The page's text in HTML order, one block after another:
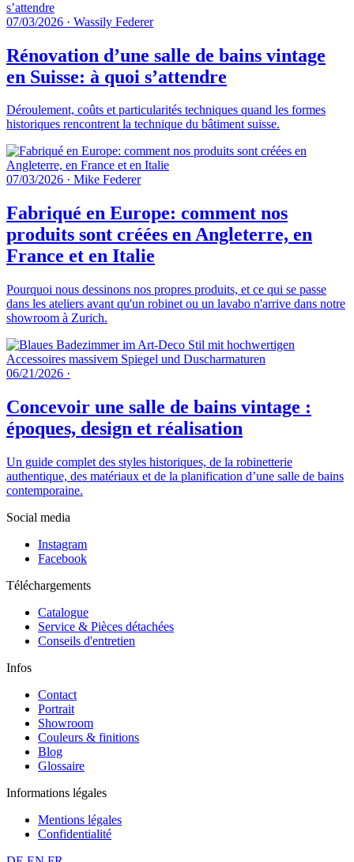
07/03/2026 · Wassily Federer
Rénovation d’une salle de bains vintage
en Suisse: à quoi s’attendre
Déroulement, coûts et particularités techniques quand les formes
historiques rencontrent la technique du bâtiment suisse.
07/03/2026 · Mike Federer
Fabriqué en Europe: comment nos
produits sont créées en Angleterre, en
France et en Italie
Pourquoi nous dessinons nos propres produits, et ce qui se passe
dans les ateliers avant qu'un robinet ou un lavabo n'arrive dans notre
showroom à Zurich.
06/21/2026 ·
Concevoir une salle de bains vintage :
époques, design et réalisation
Un guide complet des styles historiques, de la robinetterie
authentique, des matériaux et de la planification d’une salle de bains
contemporaine.
Social media
Instagram
Facebook
Téléchargements
Catalogue
Service & Pièces détachées
Conseils d'entretien
Infos
Contact
Portrait
Showroom
Couleurs & finitions
Blog
Glossaire
Informations légales
Mentions légales
Confidentialité